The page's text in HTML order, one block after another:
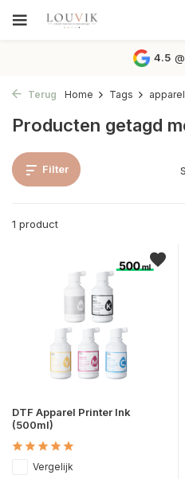
4.5
Terug Home Tags
Producten getagd
Filter
1 product
DTF Apparel Printer Ink
(500ml)
Vergelijk